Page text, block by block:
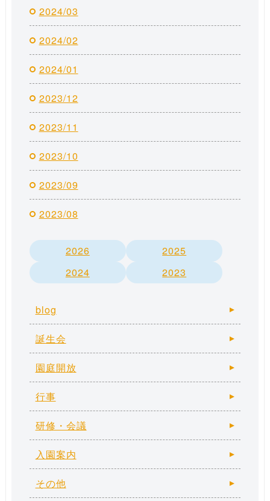
2024/03
2024/02
2024/01
2023/12
2023/11
2023/10
2023/09
2023/08
2026
2025
2024
2023
blog
誕生会
園庭開放
行事
研修・会議
入園案内
その他